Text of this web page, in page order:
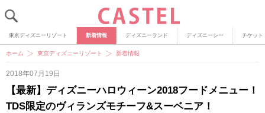
東京ディズニーリゾート 新着情報 ディズニーランド ディズニーシー チケット
ホーム 東京ディズニーリゾート 新着情報
2018年07月19日
【最新】ディズニーハロウィーン2018フードメニュー！
TDS限定のヴィランズモチーフ&スーベニア！